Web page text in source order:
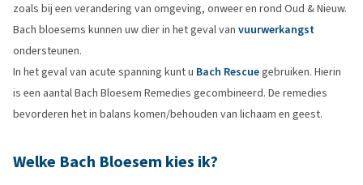
zoals bij een verandering van omgeving, onweer en rond Oud & Nieuw.
Bach bloesems kunnen uw dier in het geval van vuurwerkangst
ondersteunen.
In het geval van acute spanning kunt u Bach Rescuegebruiken. Hierin
is een aantal Bach Bloesem Remedies gecombineerd. De remedies
bevorderen het in balans komen/behouden van lichaam en geest.
Welke Bach Bloesem kies ik?